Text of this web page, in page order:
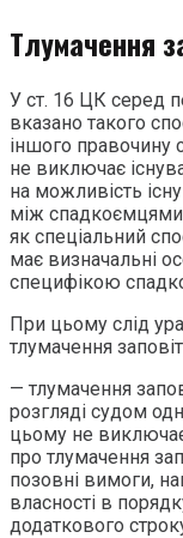
Тлумачення
У ст. 16 ЦК серед
вказано такого
іншого правочину
не виключає
на можливість
між спадкоємцями.
як спеціальний
має визначальні
специфікою
При цьому слід
тлумачення
— тлумачення
розгляді судом
цьому не
про тлумачення
позовні вимоги,
власності в
додаткового